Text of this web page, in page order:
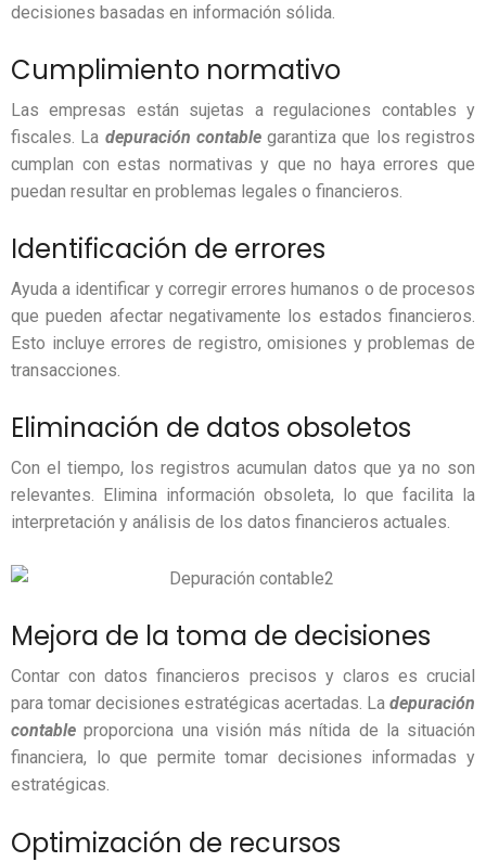
decisiones basadas en información sólida.
Cumplimiento normativo
Las empresas están sujetas a regulaciones contables y
fiscales. La depuración contablegarantiza que los registros
cumplan con estas normativas y que no haya errores que
puedan resultar en problemas legales o financieros.
Identificación de errores
Ayuda a identificar y corregir errores humanos o de procesos
que pueden afectar negativamente los estados financieros.
Esto incluye errores de registro, omisiones y problemas de
transacciones.
Eliminación de datos obsoletos
Con el tiempo, los registros acumulan datos que ya no son
relevantes. Elimina información obsoleta, lo que facilita la
interpretación y análisis de los datos financieros actuales.
Mejora de la toma de decisiones
Contar con datos financieros precisos y claros es crucial
para tomar decisiones estratégicas acertadas. La depuración
contable proporciona una visión más nítida de la situación
financiera, lo que permite tomar decisiones informadas y
estratégicas.
Optimización de recursos